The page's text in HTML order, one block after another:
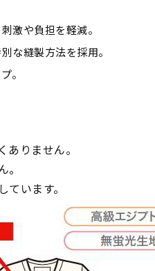
激や負担を軽減。
な縫製方法を採用。
。
りません。
います。